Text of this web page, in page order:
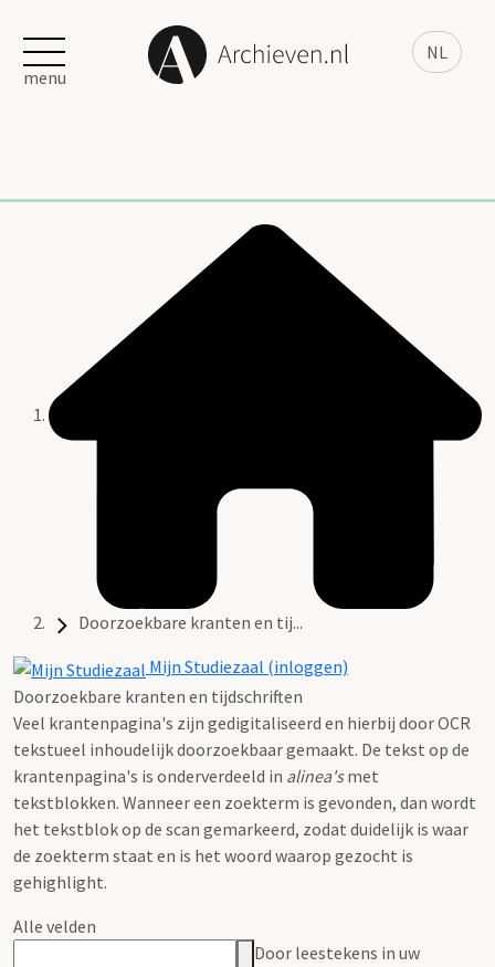
NL
menu
Doorzoekbare kranten en tij...
Mijn Studiezaal (inloggen)
Doorzoekbare kranten en tijdschriften
Veel krantenpagina's zijn gedigitaliseerd en hierbij door OCR
tekstueel inhoudelijk doorzoekbaar gemaakt. De tekst op de
krantenpagina's is onderverdeeld in alinea'smet
tekstblokken. Wanneer een zoekterm is gevonden, dan wordt
het tekstblok op de scan gemarkeerd, zodat duidelijk is waar
de zoekterm staat en is het woord waarop gezocht is
gehighlight.
Alle velden
Door leestekens in uw